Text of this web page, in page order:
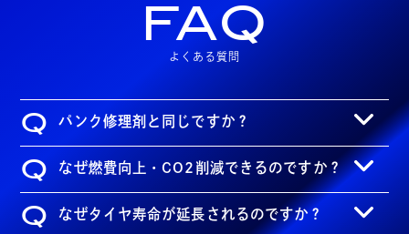
FAQ
よくある質問
Q パンク修理剤と同じですか？
Q なぜ燃費向上・CO2削減できるのですか？
Q なぜタイヤ寿命が延長されるのですか？